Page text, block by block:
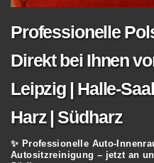
Professionelle
Direkt bei Ihnen
Leipzig | Halle-
Harz | Südharz
✨ Professionelle Auto-
Autositzreinigung – jetzt an